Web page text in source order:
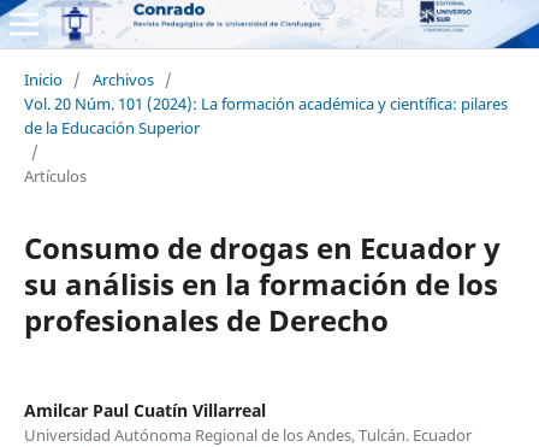
Inicio / Archivos /
Vol. 20 Núm. 101 (2024): La formación académica y científica: pilares
de la Educación Superior
/
Artículos
Consumo de drogas en Ecuador y
su análisis en la formación de los
profesionales de Derecho
Amilcar Paul Cuatín Villarreal
Universidad Autónoma Regional de los Andes, Tulcán. Ecuador